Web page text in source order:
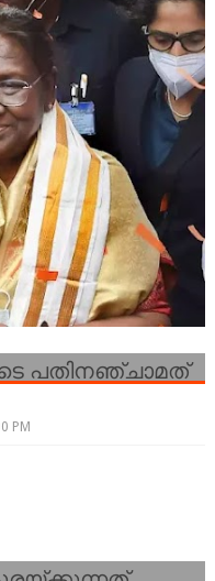
പതിനഞ്ചാമത്
PM